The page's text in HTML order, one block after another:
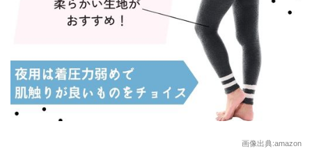
画像出典:amazon